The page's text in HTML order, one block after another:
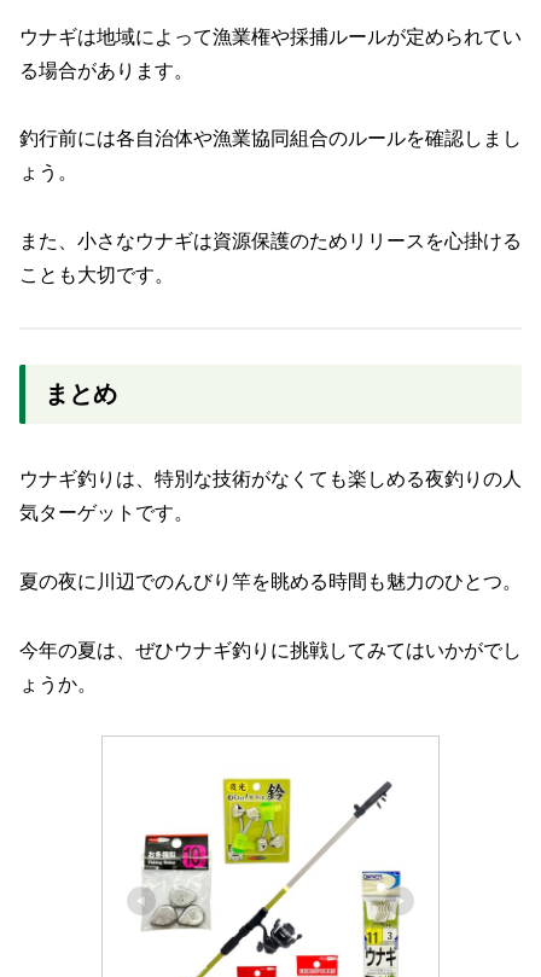
ウナギは地域によって漁業権や採捕ルールが定められてい
る場合があります。
釣行前には各自治体や漁業協同組合のルールを確認しまし
ょう。
また、小さなウナギは資源保護のためリリースを心掛ける
ことも大切です。
まとめ
ウナギ釣りは、特別な技術がなくても楽しめる夜釣りの人
気ターゲットです。
夏の夜に川辺でのんびり竿を眺める時間も魅力のひとつ。
今年の夏は、ぜひウナギ釣りに挑戦してみてはいかがでし
ょうか。